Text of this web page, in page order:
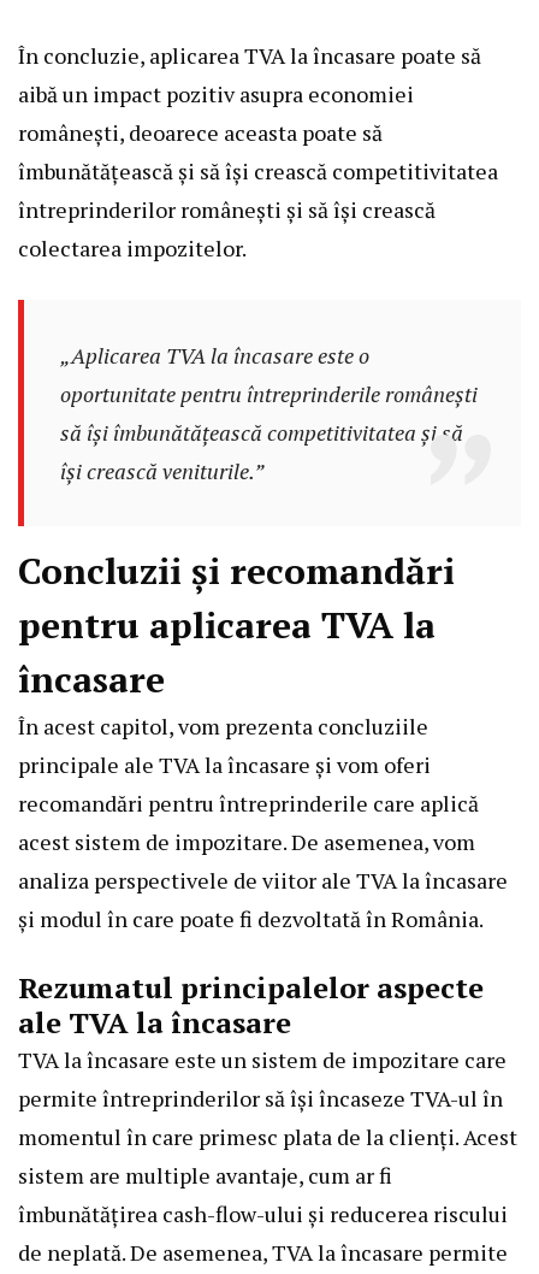
În concluzie, aplicarea TVA la încasare poate să
aibă un impact pozitiv asupra economiei
românești, deoarece aceasta poate să
îmbunătățească și să își crească competitivitatea
întreprinderilor românești și să își crească
colectarea impozitelor.
„Aplicarea TVA la încasare este o
oportunitate pentru întreprinderile românești
să își îmbunătățească competitivitatea și să
își crească veniturile.”
Concluzii și recomandări
pentru aplicarea TVA la
încasare
În acest capitol, vom prezenta concluziile
principale ale TVA la încasare și vom oferi
recomandări pentru întreprinderile care aplică
acest sistem de impozitare. De asemenea, vom
analiza perspectivele de viitor ale TVA la încasare
și modul în care poate fi dezvoltată în România.
Rezumatul principalelor aspecte
ale TVA la încasare
TVA la încasare este un sistem de impozitare care
permite întreprinderilor să își încaseze TVA-ul în
momentul în care primesc plata de la clienți. Acest
sistem are multiple avantaje, cum ar fi
îmbunătățirea cash-flow-ului și reducerea riscului
de neplată. De asemenea, TVA la încasare permite